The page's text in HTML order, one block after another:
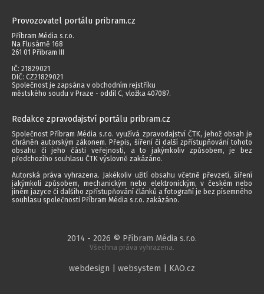
Provozovatel portálu pribram.cz
Příbram Média s.r.o.
Na Flusárně 168
261 01 Příbram III
IČ: 21829021
DIČ: CZ21829021
Společnost je zapsána v obchodním rejstříku
městského soudu v Praze - oddíl C, vložka 407087.
Redakce zpravodajství portálu pribram.cz
Společnost Příbram Média s.r.o. využívá zpravodajství ČTK, jehož obsah je
chráněn autorským zákonem. Přepis, šíření či další zpřístupňování tohoto
obsahu či jeho části veřejnosti, a to jakýmkoliv způsobem, je bez
předchozího souhlasu ČTK výslovně zakázáno.
Autorská práva vyhrazena. Jakékoliv užití obsahu včetně převzetí, šíření
jakýmkoli způsobem, mechanickým nebo elektronickým, v českém nebo
jiném jazyce či dalšího zpřístupňování článků a fotografií je bez písemného
souhlasu společnosti Příbram Média s.r.o. zakázáno.
2014 - 2026 © Příbram Média s.r.o.
Všechna práva vyhrazena.
webdesign | websystem | KAO.cz